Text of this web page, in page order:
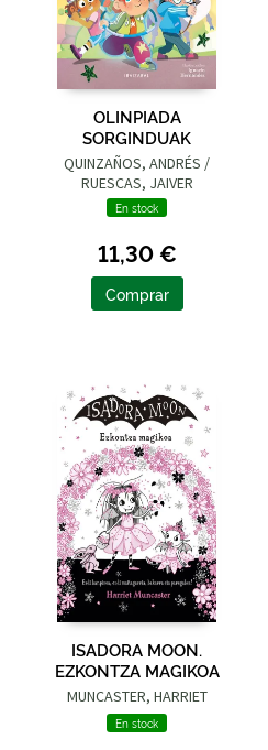
OLINPIADA
SORGINDUAK
QUINZAÑOS, ANDRÉS /
RUESCAS, JAIVER
En stock
11,30 €
Comprar
ISADORA MOON.
EZKONTZA MAGIKOA
MUNCASTER, HARRIET
En stock